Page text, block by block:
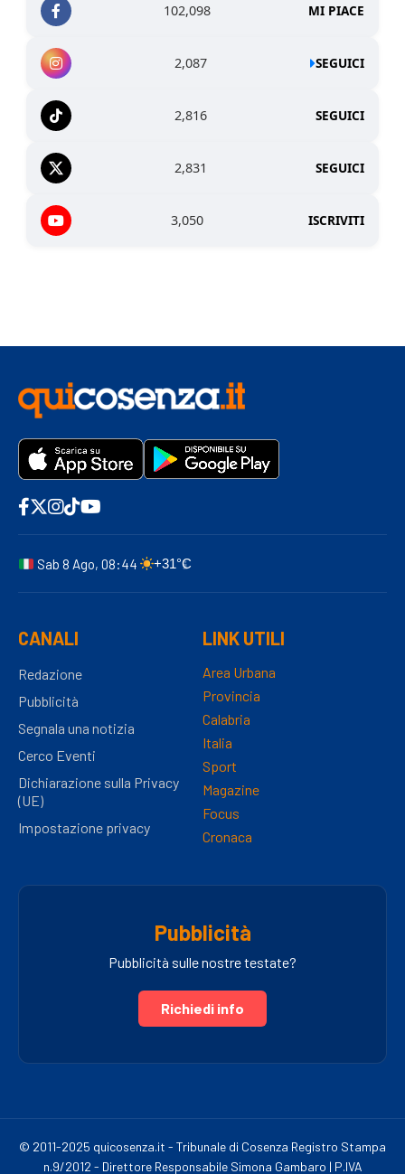
102,098 MI PIACE
2,087 SEGUICI
2,816 SEGUICI
2,831 SEGUICI
3,050 ISCRIVITI
Sab 8 Ago, 08:44 +31°C
CANALI
Redazione
Pubblicità
Segnala una notizia
Cerco Eventi
Dichiarazione sulla Privacy
(UE)
Impostazione privacy
LINK UTILI
Area Urbana
Provincia
Calabria
Italia
Sport
Magazine
Focus
Cronaca
Pubblicità
Pubblicità sulle nostre testate?
Richiedi info
© 2011-2025 quicosenza.it - Tribunale di Cosenza Registro Stampa
n.9/2012 - Direttore Responsabile Simona Gambaro | P.IVA